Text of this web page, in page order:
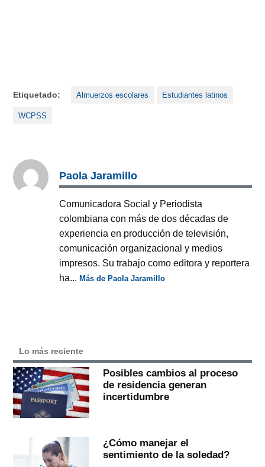
Etiquetado: Almuerzos escolares Estudiantes latinos
WCPSS
Paola Jaramillo
Comunicadora Social y Periodista
colombiana con más de dos décadas de
experiencia en producción de televisión,
comunicación organizacional y medios
impresos. Su trabajo como editora y reportera
ha...Más de Paola Jaramillo
Lo más reciente
Posibles cambios al proceso
de residencia generan
incertidumbre
¿Cómo manejar el
sentimiento de la soledad?